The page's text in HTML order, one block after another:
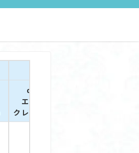
dプログラム
エッセンスイン
クレンジングオイル